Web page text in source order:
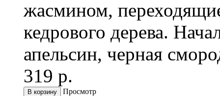
жасмином,
кедрового дерева.
апельсин, черная
319 р.
Просмотр